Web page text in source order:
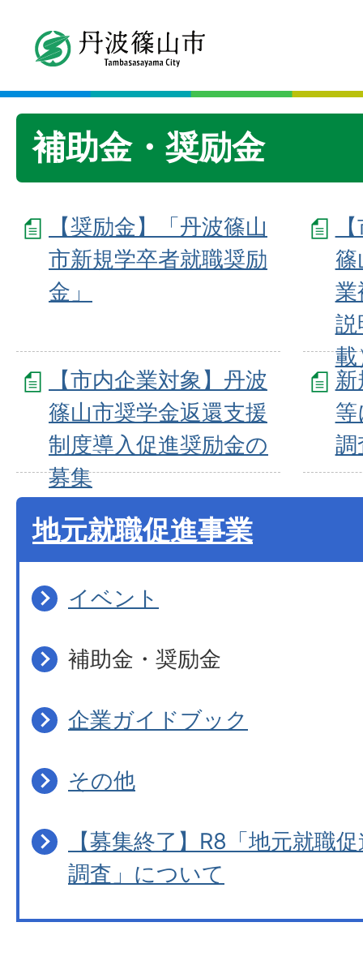
補助金・奨励金
【奨励金】「丹波篠山
市新規学卒者就職奨励
金」
業
説
載
【市内企業対象】丹波
篠山市奨学金返還支援
制度導入促進奨励金の
募集
調
地元就職促進事業
イベント
補助金・奨励金
企業ガイドブック
その他
【募集終了】R8「地元就職
調査」について